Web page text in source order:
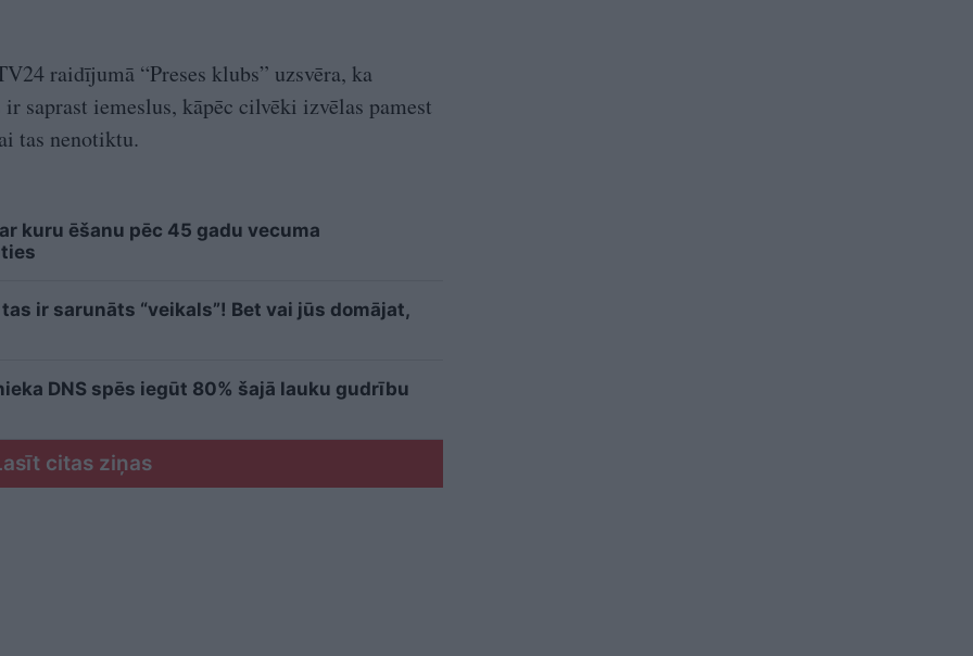
raidījumā “Preses klubs” uzsvēra, ka
saprast iemeslus, kāpēc cilvēki izvēlas pamest
tas nenotiktu.
kuru ēšanu pēc 45 gadu vecuma
ir sarunāts “veikals”! Bet vai jūs domājat,
DNS spēs iegūt 80% šajā lauku gudrību
citas ziņas